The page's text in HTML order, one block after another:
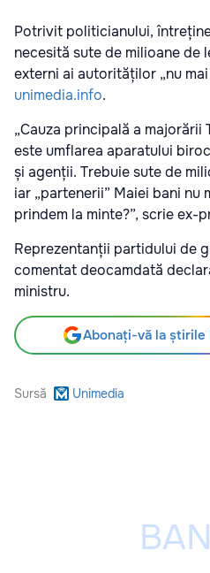
Potrivit politicianului,
necesită sute de milioane de
externi ai autorităților „nu
unimedia.info.
„Cauza principală a
este umflarea aparatului
și agenții. Trebuie sute de
iar „partenerii” Maiei bani nu
prindem la minte?”, scrie ex-
Reprezentanții partidului de
comentat deocamdată
ministru.
Abonați-vă la știrile
Sursă Unimedia